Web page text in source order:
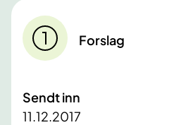
Forslag
Sendt inn
11.12.2017